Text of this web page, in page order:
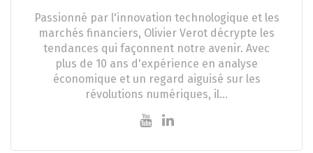
Passionné par l'innovation technologique et les
marchés financiers, Olivier Verot décrypte les
tendances qui façonnent notre avenir. Avec
plus de 10 ans d'expérience en analyse
économique et un regard aiguisé sur les
révolutions numériques, il…